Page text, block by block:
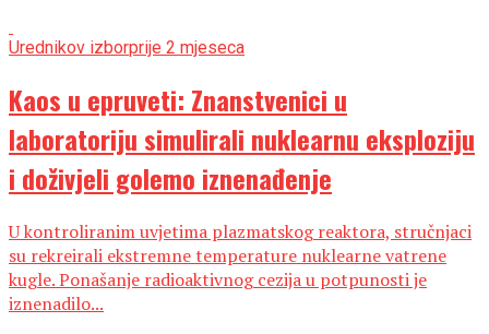
Urednikov izborprije 2 mjeseca
Kaos u epruveti: Znanstvenici u
laboratoriju simulirali nuklearnu eksploziju
i doživjeli golemo iznenađenje
U kontroliranim uvjetima plazmatskog reaktora, stručnjaci
su rekreirali ekstremne temperature nuklearne vatrene
kugle. Ponašanje radioaktivnog cezija u potpunosti je
iznenadilo...